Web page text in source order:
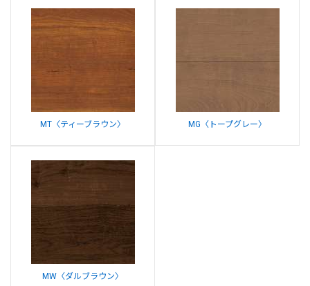
MT〈ティーブラウン〉 MG〈トープグレー〉
MW〈ダルブラウン〉